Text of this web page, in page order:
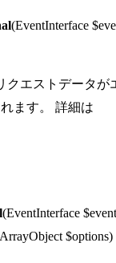
(EventInterface
クエストデータが
ます。 詳細は
(EventInterface
$options)